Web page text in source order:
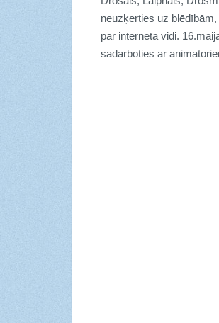
neuzķerties uz
par interneta vidi.
sadarboties ar